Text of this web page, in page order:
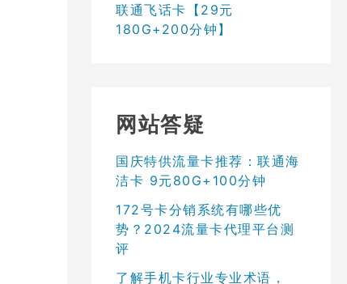
联通飞话卡【29元
180G+200分钟】
网站答疑
国庆特供流量卡推荐：联通海
洁卡 9元80G+100分钟
172号卡分销系统有哪些优
势？2024流量卡代理平台测
评
了解手机卡行业专业术语，